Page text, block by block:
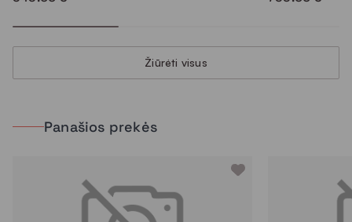
Žiūrėti visus
Panašios prekės